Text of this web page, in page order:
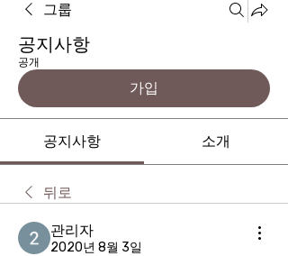
그룹
공지사항
공개
가입
공지사항 소개
뒤로
관리자
2020년 8월 3일